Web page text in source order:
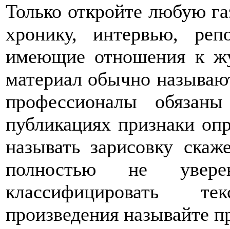
Только откройте любую
хронику, интервью,
имеющие отношения к
материал обычно
профессионалы
публикациях признаки
называть зарисовку
полностью не
классифицировать
произведения называйте